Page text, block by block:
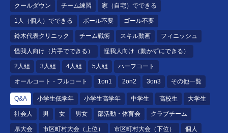
クールダウン チーム練習 家（自宅）でできる
1人（個人）でできる ボール不要 ゴール不要
鈴木代表クリニック チーム戦術 スキル動画 フィニッシュ
怪我人向け（片手でできる） 怪我人向け（動かずにできる）
2人組 3人組 4人組 5人組 ハーフコート
オールコート・フルコート 1on1 2on2 3on3 その他一覧
Q&A 小学生低学年 小学生高学年 中学生 高校生 大学生
社会人 男 女 男女 部活動・体育会 クラブチーム
県大会 市区町村大会（上位） 市区町村大会（下位） 個人